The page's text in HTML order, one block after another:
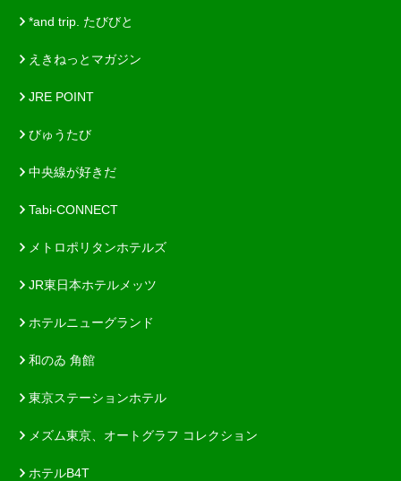
*and trip. たびびと
えきねっとマガジン
JRE POINT
びゅうたび
中央線が好きだ
Tabi-CONNECT
メトロポリタンホテルズ
JR東日本ホテルメッツ
ホテルニューグランド
和のゐ 角館
東京ステーションホテル
メズム東京、オートグラフ コレクション
ホテルB4T